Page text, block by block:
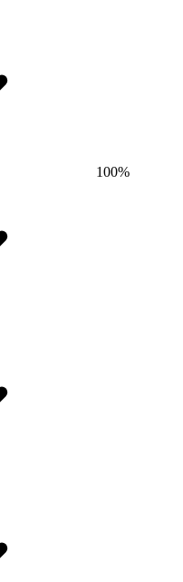
100%